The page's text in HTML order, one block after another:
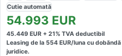
Cutie automată
54.993 EUR
45.449 EUR + 21% TVA deductibil
Leasing de la 554 EUR/luna cu dobăndă
juridice.